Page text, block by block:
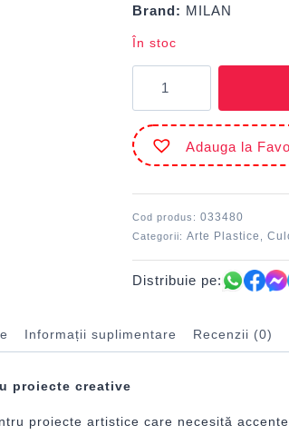
Brand: MILAN
În stoc
Tempera
125
ml
Gri
metalizat
Adauga la
Cod produs:033480
Categorii:Arte Plastice ,
Distribuie pe:
Informații suplimentare Recenzii (0)
proiecte creative
proiecte artistice care necesită